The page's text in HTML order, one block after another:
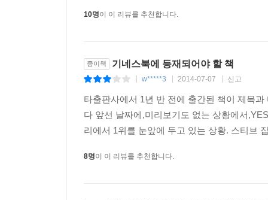
10명이 이 리뷰를 추천합니다.
종이책 기네스북에 등재되어야 할 책
w*****3 2014-07-07 신고
타출판사에서 1년 반 전에 출간된 책이 제목
다 앞선 날짜에,미리보기도 없는 상황에서
리에서 1위를 눈앞에 두고 있는 상황. 스티브
8명이 이 리뷰를 추천합니다.